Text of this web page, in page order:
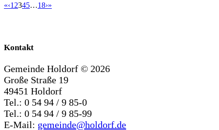
«‹1 2345…18›»
Kontakt
Gemeinde Holdorf © 2026
Große Straße 19
49451 Holdorf
Tel.: 0 54 94 / 9 85-0
Tel.: 0 54 94 / 9 85-99
E-Mail: gemeinde@holdorf.de